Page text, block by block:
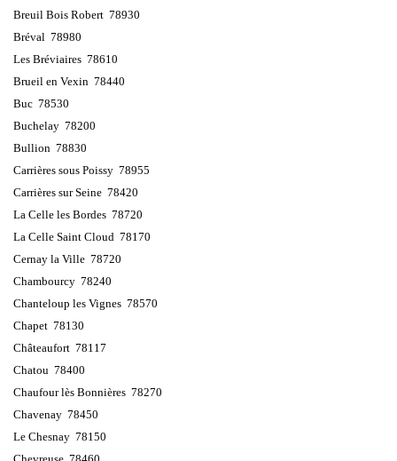
Breuil Bois Robert 78930
Bréval 78980
Les Bréviaires 78610
Brueil en Vexin 78440
Buc 78530
Buchelay 78200
Bullion 78830
Carrières sous Poissy 78955
Carrières sur Seine 78420
La Celle les Bordes 78720
La Celle Saint Cloud 78170
Cernay la Ville 78720
Chambourcy 78240
Chanteloup les Vignes 78570
Chapet 78130
Châteaufort 78117
Chatou 78400
Chaufour lès Bonnières 78270
Chavenay 78450
Le Chesnay 78150